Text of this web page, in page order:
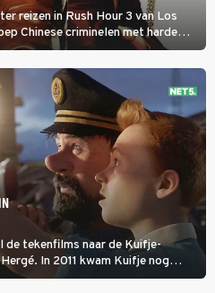
reizen in Rush Hour 3 van Los
Chinese criminelen met harde
de tekenfilms naar de Kuifje-
In 2011 kwam Kuifje nog
of Tintin van Steven Spielberg.